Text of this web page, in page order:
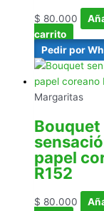
$ 80.000
carrito
Pedir por
Margaritas
Bouquet
papel
R152
$ 80.000